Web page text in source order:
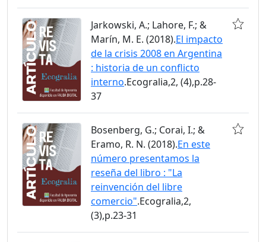
Jarkowski, A.; Lahore, F.; &
Marín, M. E. (2018).El impacto
de la crisis 2008 en Argentina
: historia de un conflicto
interno.Ecogralia,2, (4),p.28-
37
Bosenberg, G.; Corai, I.; &
Eramo, R. N. (2018).En este
número presentamos la
reseña del libro : "La
reinvención del libre
comercio".Ecogralia,2,
(3),p.23-31